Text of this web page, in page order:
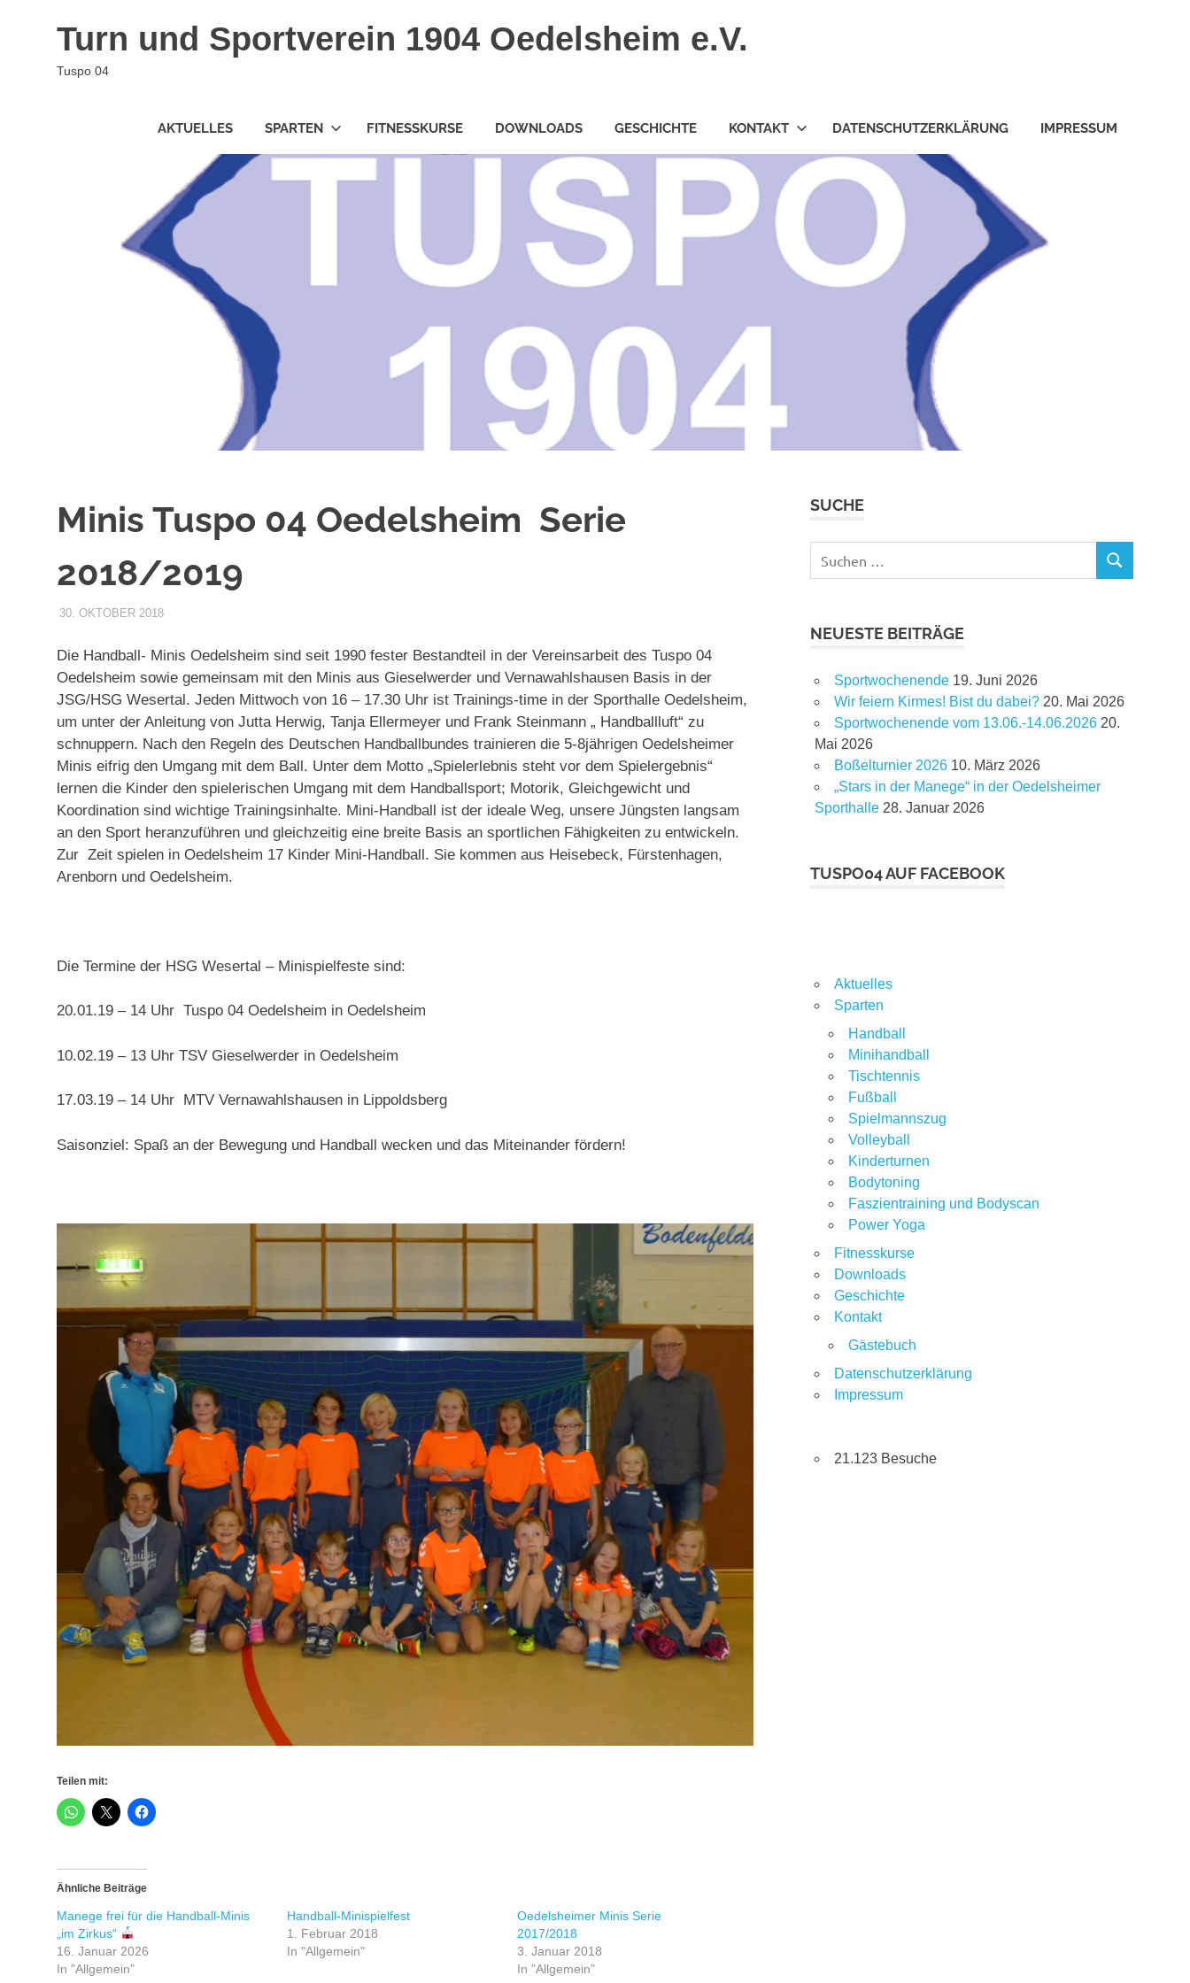
Turn und Sportverein 1904 Oedelsheim e.V.
Tuspo 04
AKTUELLES SPARTEN FITNESSKURSE DOWNLOADS GESCHICHTE KONTAKT DATENSCHUTZERKLÄRUNG IMPRESSUM
Minis Tuspo 04 Oedelsheim Serie
2018/2019
30. OKTOBER 2018INTERNET
ALLGEMEIN
Die Handball- Minis Oedelsheim sind seit 1990 fester Bestandteil in der Vereinsarbeit des Tuspo 04
Oedelsheim sowie gemeinsam mit den Minis aus Gieselwerder und Vernawahlshausen Basis in der
JSG/HSG Wesertal. Jeden Mittwoch von 16 – 17.30 Uhr ist Trainings-time in der Sporthalle Oedelsheim,
um unter der Anleitung von Jutta Herwig, Tanja Ellermeyer und Frank Steinmann „ Handballluft“ zu
schnuppern. Nach den Regeln des Deutschen Handballbundes trainieren die 5-8jährigen Oedelsheimer
Minis eifrig den Umgang mit dem Ball. Unter dem Motto „Spielerlebnis steht vor dem Spielergebnis“
lernen die Kinder den spielerischen Umgang mit dem Handballsport; Motorik, Gleichgewicht und
Koordination sind wichtige Trainingsinhalte. Mini-Handball ist der ideale Weg, unsere Jüngsten langsam
an den Sport heranzuführen und gleichzeitig eine breite Basis an sportlichen Fähigkeiten zu entwickeln.
Zur Zeit spielen in Oedelsheim 17 Kinder Mini-Handball. Sie kommen aus Heisebeck, Fürstenhagen,
Arenborn und Oedelsheim.
Die Termine der HSG Wesertal – Minispielfeste sind:
20.01.19 – 14 Uhr Tuspo 04 Oedelsheim in Oedelsheim
10.02.19 – 13 Uhr TSV Gieselwerder in Oedelsheim
17.03.19 – 14 Uhr MTV Vernawahlshausen in Lippoldsberg
Saisonziel: Spaß an der Bewegung und Handball wecken und das Miteinander fördern!
Teilen mit:
Ähnliche Beiträge
Manege frei für die Handball-Minis
„im Zirkus“
16. Januar 2026
In "Allgemein"
Handball-Minispielfest
1. Februar 2018
In "Allgemein"
Oedelsheimer Minis Serie
2017/2018
3. Januar 2018
In "Allgemein"
SUCHE
SUCHEN
NEUESTE BEITRÄGE
Sportwochenende 19. Juni 2026
Wir feiern Kirmes! Bist du dabei? 20. Mai 2026
Sportwochenende vom 13.06.-14.06.2026 20.
Mai 2026
Boßelturnier 2026 10. März 2026
„Stars in der Manege“ in der Oedelsheimer
Sporthalle 28. Januar 2026
TUSPO04 AUF FACEBOOK
Aktuelles
Sparten
Handball
Minihandball
Tischtennis
Fußball
Spielmannszug
Volleyball
Kinderturnen
Bodytoning
Faszientraining und Bodyscan
Power Yoga
Fitnesskurse
Downloads
Geschichte
Kontakt
Gästebuch
Datenschutzerklärung
Impressum
21.123 Besuche